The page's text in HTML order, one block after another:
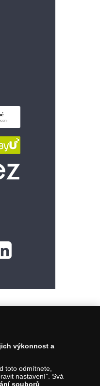
výkonnost a
toto odmítnete,
nastavení”. Svá
souborů